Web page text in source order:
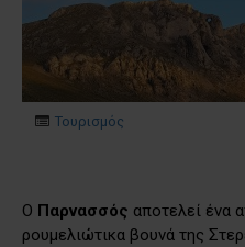
Τουρισμός
Ο Παρνασσός αποτελεί ένα
ρουμελιώτικα βουνά της